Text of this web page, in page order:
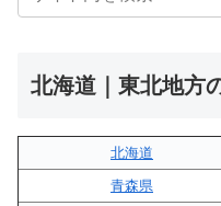
北海道｜東北地方
北海道
青森県